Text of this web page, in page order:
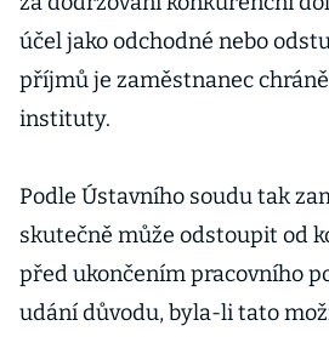
účel jako odchodné nebo
příjmů je zaměstnanec
instituty.
Podle Ústavního soudu tak
skutečně může odstoupit od
před ukončením pracovního
udání důvodu, byla-li tato